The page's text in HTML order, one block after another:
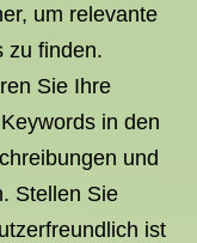
um relevante
zu finden.
Sie Ihre
in den
und
Stellen Sie
ist